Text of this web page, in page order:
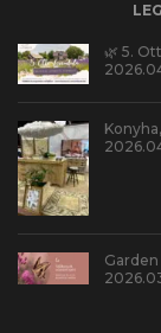
🌿 5.